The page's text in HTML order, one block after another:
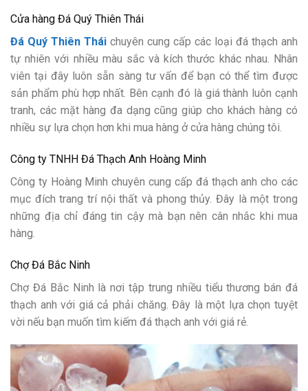
Cửa hàng Đá Quý Thiên Thái
Đá Quý Thiên Thái chuyên cung cấp các loại đá thạch anh
tự nhiên với nhiều màu sắc và kích thước khác nhau. Nhân
viên tại đây luôn sẵn sàng tư vấn để bạn có thể tìm được
sản phẩm phù hợp nhất. Bên cạnh đó là giá thành luôn cạnh
tranh, các mặt hàng đa dạng cũng giúp cho khách hàng có
nhiều sự lựa chọn hơn khi mua hàng ở cửa hàng chúng tôi.
Công ty TNHH Đá Thạch Anh Hoàng Minh
Công ty Hoàng Minh chuyên cung cấp đá thạch anh cho các
mục đích trang trí nội thất và phong thủy. Đây là một trong
những địa chỉ đáng tin cậy mà bạn nên cân nhắc khi mua
hàng.
Chợ Đá Bắc Ninh
Chợ Đá Bắc Ninh là nơi tập trung nhiều tiểu thương bán đá
thạch anh với giá cả phải chăng. Đây là một lựa chọn tuyệt
vời nếu bạn muốn tìm kiếm đá thạch anh với giá rẻ.